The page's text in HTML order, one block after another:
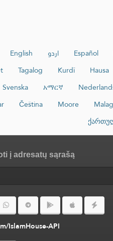
English اردو Español
Tagalog Kurdî Hausa
Svenska አማርኛ
Čeština Moore
į adresatų sąrašą
IslamHouse-API